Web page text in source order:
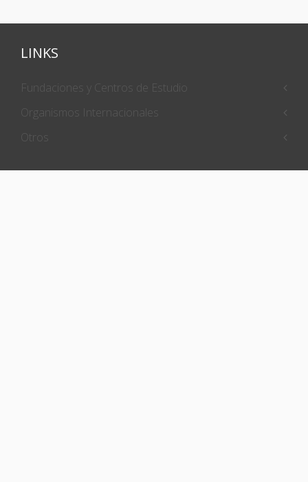
LINKS
Fundaciones y Centros de Estudio
Organismos Internacionales
Otros